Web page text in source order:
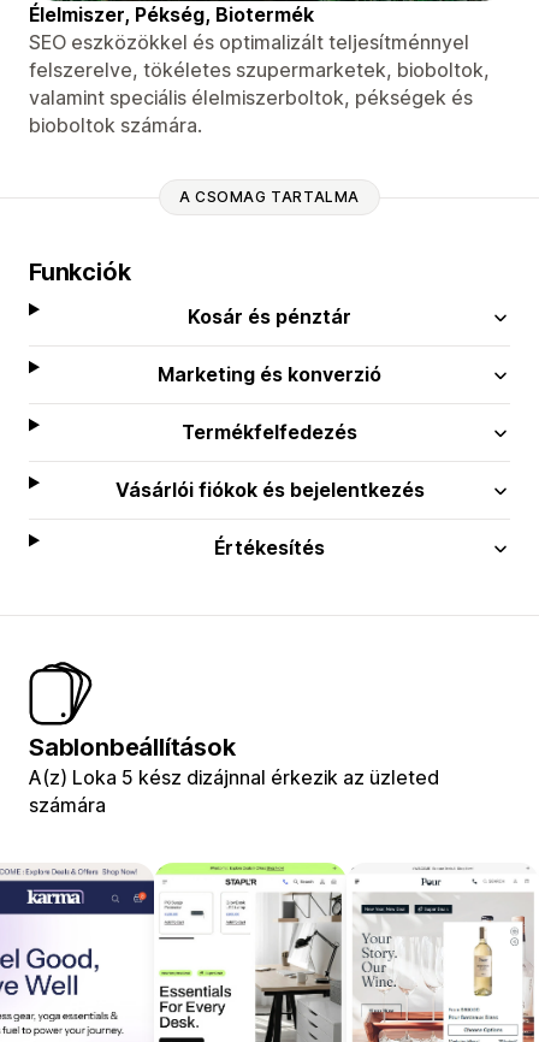
Élelmiszer, Pékség, Biotermék
SEO eszközökkel és optimalizált teljesítménnyel
felszerelve, tökéletes szupermarketek, bioboltok,
valamint speciális élelmiszerboltok, pékségek és
bioboltok számára.
A CSOMAG TARTALMA
Funkciók
Kosár és pénztár
Marketing és konverzió
Termékfelfedezés
Vásárlói fiókok és bejelentkezés
Értékesítés
Sablonbeállítások
A(z) Loka 5 kész dizájnnal érkezik az üzleted
számára